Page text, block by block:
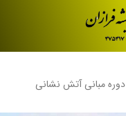
دوره مبانی آتش نشانی